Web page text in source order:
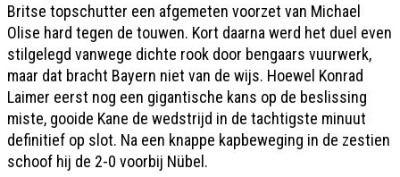
Britse topschutter een afgemeten voorzet van Michael
Olise hard tegen de touwen. Kort daarna werd het duel even
stilgelegd vanwege dichte rook door bengaars vuurwerk,
maar dat bracht Bayern niet van de wijs. Hoewel Konrad
Laimer eerst nog een gigantische kans op de beslissing
miste, gooide Kane de wedstrijd in de tachtigste minuut
definitief op slot. Na een knappe kapbeweging in de zestien
schoof hij de 2-0 voorbij Nübel.